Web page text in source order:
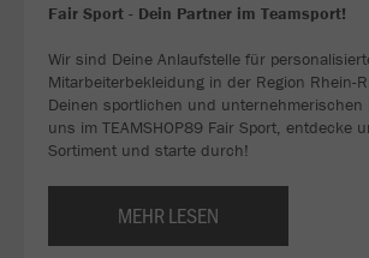
Fair Sport - Dein Partner im Teamsport!
Wir sind Deine Anlaufstelle für
Mitarbeiterbekleidung in der Region Rhein-
Deinen sportlichen und unternehmerischen
uns im TEAMSHOP89 Fair Sport, entdecke
Sortiment und starte durch!
MEHR LESEN